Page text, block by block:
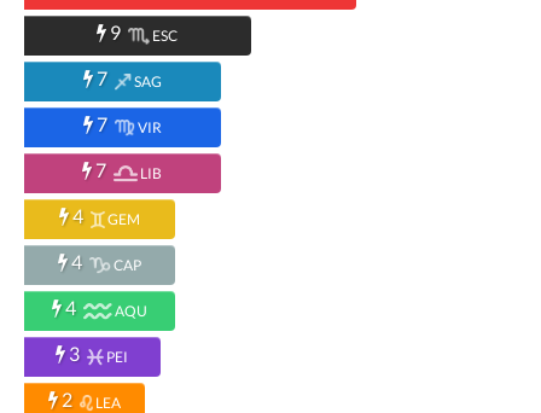
9 ESC
7 SAG
7 VIR
7 LIB
4 GEM
4 CAP
4 AQU
3 PEI
2 LEA